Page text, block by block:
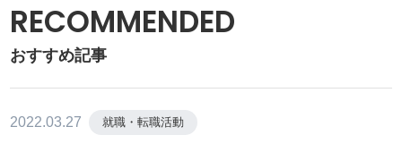
RECOMMENDED
おすすめ記事
2022.03.27 就職・転職活動